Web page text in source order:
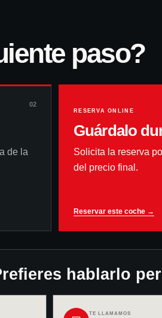
paso?
02
de la
RESERVA ONLINE
Guárdalo
Solicita la reserva
del precio final.
Reservar este coche →
hablarlo
TE LLAMAMOS